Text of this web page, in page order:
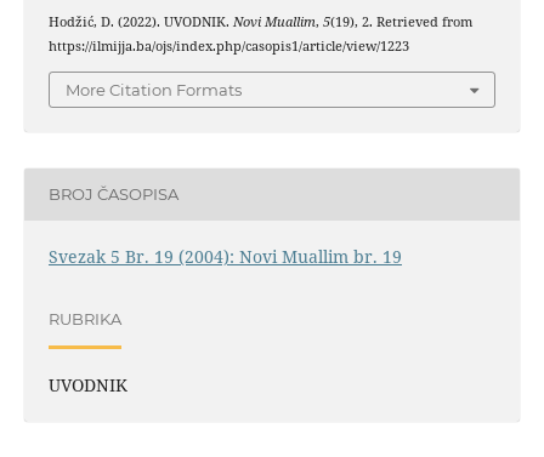
Hodžić, D. (2022). UVODNIK. Novi Muallim, 5(19), 2. Retrieved from
https://ilmijja.ba/ojs/index.php/casopis1/article/view/1223
More Citation Formats
BROJ ČASOPISA
Svezak 5 Br. 19 (2004): Novi Muallim br. 19
RUBRIKA
UVODNIK